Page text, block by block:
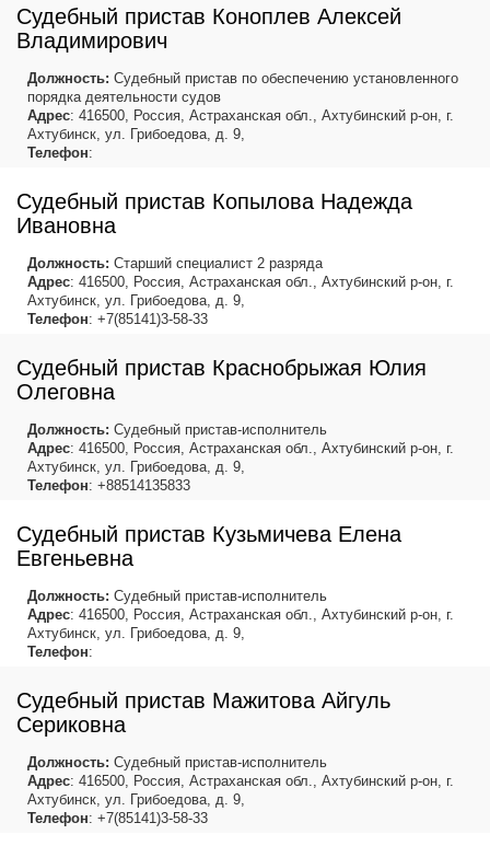
Судебный пристав Коноплев Алексей
Владимирович
Должность: Судебный пристав по обеспечению установленного
порядка деятельности судов
Адрес: 416500, Россия, Астраханская обл., Ахтубинский р-он, г.
Ахтубинск, ул. Грибоедова, д. 9,
Телефон:
Судебный пристав Копылова Надежда
Ивановна
Должность: Старший специалист 2 разряда
Адрес: 416500, Россия, Астраханская обл., Ахтубинский р-он, г.
Ахтубинск, ул. Грибоедова, д. 9,
Телефон: +7(85141)3-58-33
Судебный пристав Краснобрыжая Юлия
Олеговна
Должность: Судебный пристав-исполнитель
Адрес: 416500, Россия, Астраханская обл., Ахтубинский р-он, г.
Ахтубинск, ул. Грибоедова, д. 9,
Телефон: +88514135833
Судебный пристав Кузьмичева Елена
Евгеньевна
Должность: Судебный пристав-исполнитель
Адрес: 416500, Россия, Астраханская обл., Ахтубинский р-он, г.
Ахтубинск, ул. Грибоедова, д. 9,
Телефон:
Судебный пристав Мажитова Айгуль
Сериковна
Должность: Судебный пристав-исполнитель
Адрес: 416500, Россия, Астраханская обл., Ахтубинский р-он, г.
Ахтубинск, ул. Грибоедова, д. 9,
Телефон: +7(85141)3-58-33